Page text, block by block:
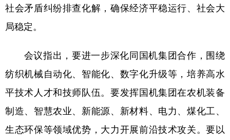
社会矛盾纠纷排查化解，确保经济平稳运行、社会大
局稳定。
会议指出，要进一步深化同国机集团合作，围绕
纺织机械自动化、智能化、数字化升级等，培养高水
平技术人才和技师队伍。要发挥国机集团在农机装备
制造、智慧农业、新能源、新材料、电力、煤化工、
生态环保等领域优势，大力开展前沿技术攻关。要以